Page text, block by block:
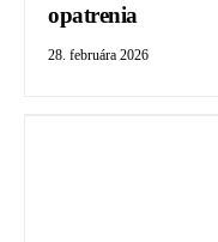
opatrenia
28. februára 2026